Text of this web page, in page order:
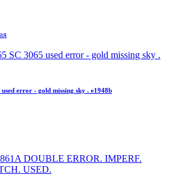
error - gold missing sky . e1948b